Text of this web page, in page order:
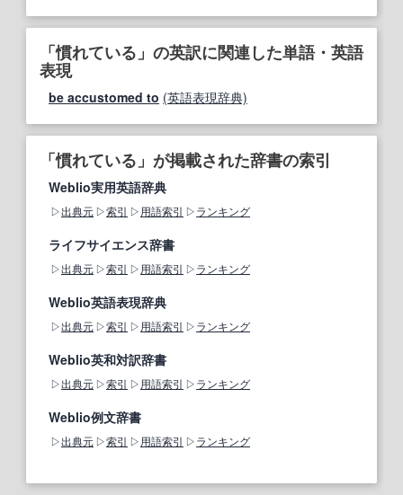
「慣れている」の英訳に関連した単語・英語
表現
be accustomed to (英語表現辞典)
「慣れている」が掲載された辞書の索引
Weblio実用英語辞典
出典元 索引 用語索引 ランキング
ライフサイエンス辞書
出典元 索引 用語索引 ランキング
Weblio英語表現辞典
出典元 索引 用語索引 ランキング
Weblio英和対訳辞書
出典元 索引 用語索引 ランキング
Weblio例文辞書
出典元 索引 用語索引 ランキング